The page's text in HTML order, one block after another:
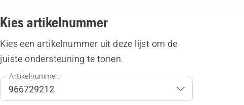
Kies artikelnummer
Kies een artikelnummer uit deze lijst om de
juiste ondersteuning te tonen.
Artikelnummer: